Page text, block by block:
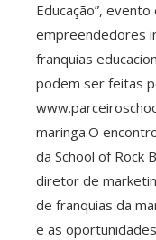
Educação”,
empreendedores
franquias
podem ser feitas
maringa.O
da School of Rock
diretor de
de franquias da
e as